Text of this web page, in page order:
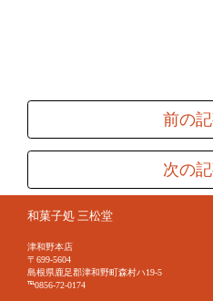
前の
次の
和菓子処 三松堂
津和野本店
〒699-5604
島根県鹿足郡津和野町森村ハ19-5
℡0856-72-0174